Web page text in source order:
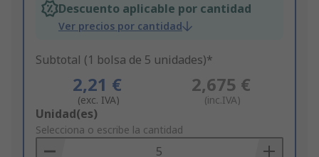
Descuento aplicable por cantidad
Ver precios por cantidad
Subtotal (1 bolsa de 5 unidades)*
2,21 €
(exc. IVA)
2,675 €
(inc.IVA)
Add
to
Basket
Unidad(es)
Selecciona o escribe la cantidad